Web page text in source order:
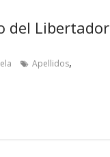
del Libertador
Apellidos,